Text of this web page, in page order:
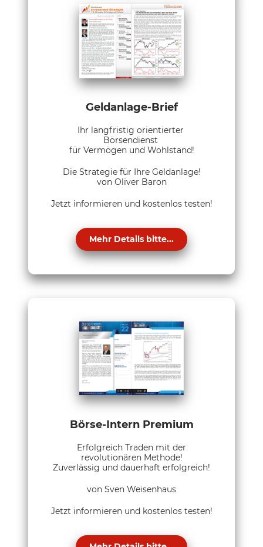
Geldanlage-Brief
Ihr langfristig orientierter
Börsendienst
für Vermögen und Wohlstand!
Die Strategie für Ihre Geldanlage!
von Oliver Baron
Jetzt informieren und kostenlos testen!
Mehr Details bitte...
Börse-Intern Premium
Erfolgreich Traden mit der
revolutionären Methode!
Zuverlässig und dauerhaft erfolgreich!
von Sven Weisenhaus
Jetzt informieren und kostenlos testen!